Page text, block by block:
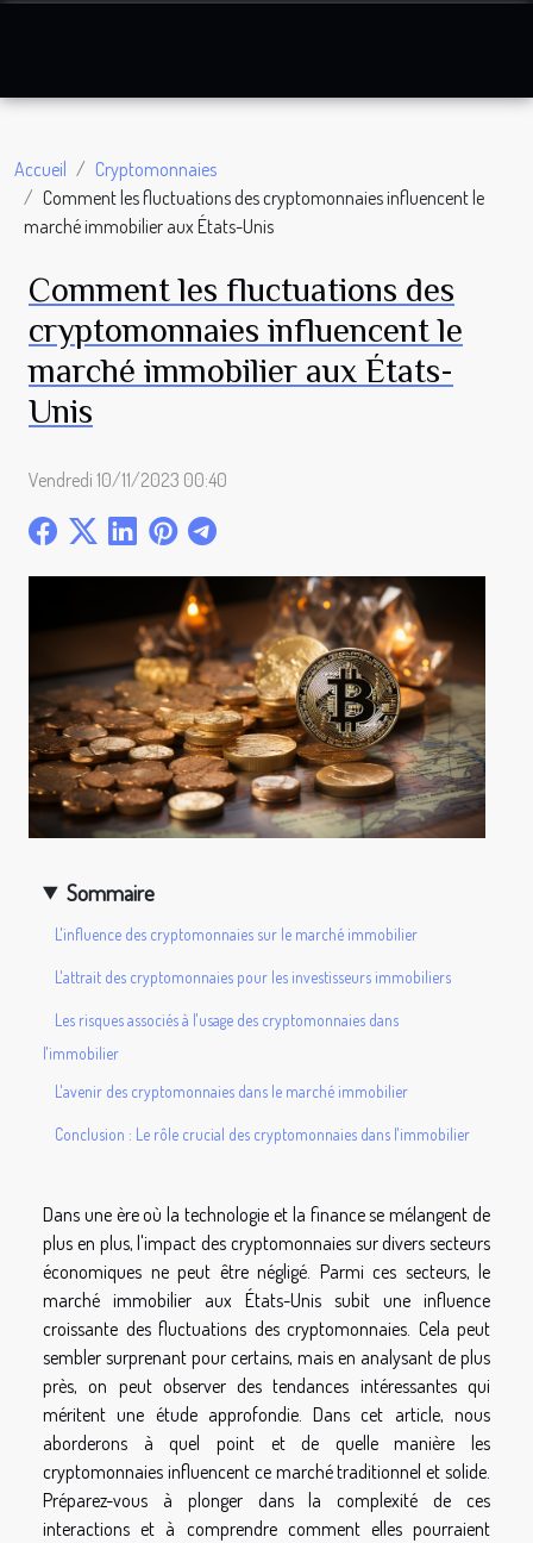
Accueil
Cryptomonnaies
Comment les fluctuations des cryptomonnaies influencent le
marché immobilier aux États-Unis
Comment les fluctuations des
cryptomonnaies influencent le
marché immobilier aux États-
Unis
Vendredi 10/11/2023 00:40
Sommaire
L'influence des cryptomonnaies sur le marché immobilier
L'attrait des cryptomonnaies pour les investisseurs immobiliers
Les risques associés à l'usage des cryptomonnaies dans
l'immobilier
L'avenir des cryptomonnaies dans le marché immobilier
Conclusion : Le rôle crucial des cryptomonnaies dans l'immobilier
Dans une ère où la technologie et la finance se mélangent de
plus en plus, l'impact des cryptomonnaies sur divers secteurs
économiques ne peut être négligé. Parmi ces secteurs, le
marché immobilier aux États-Unis subit une influence
croissante des fluctuations des cryptomonnaies. Cela peut
sembler surprenant pour certains, mais en analysant de plus
près, on peut observer des tendances intéressantes qui
méritent une étude approfondie. Dans cet article, nous
aborderons à quel point et de quelle manière les
cryptomonnaies influencent ce marché traditionnel et solide.
Préparez-vous à plonger dans la complexité de ces
interactions et à comprendre comment elles pourraient